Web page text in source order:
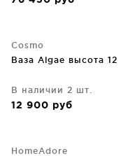
Cosmo
Ваза Algae высота 12
В наличии 2 шт.
12 900 руб
HomeAdore